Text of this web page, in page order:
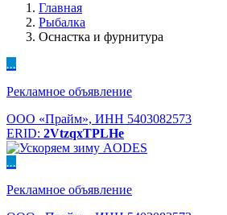
Главная
Рыбалка
Оснастка и фурнитура
...
Рекламное объявление
ООО «Прайм», ИНН 5403082573
ERID: 2VtzqxTPLHe
...
Рекламное объявление